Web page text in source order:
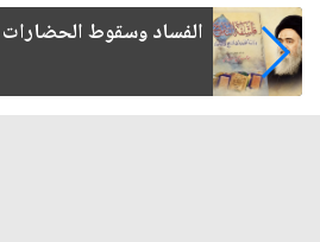
رواتب الموظفين على